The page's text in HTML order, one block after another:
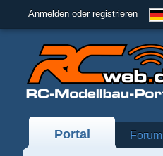
Anmelden oder registrieren
Portal Forum